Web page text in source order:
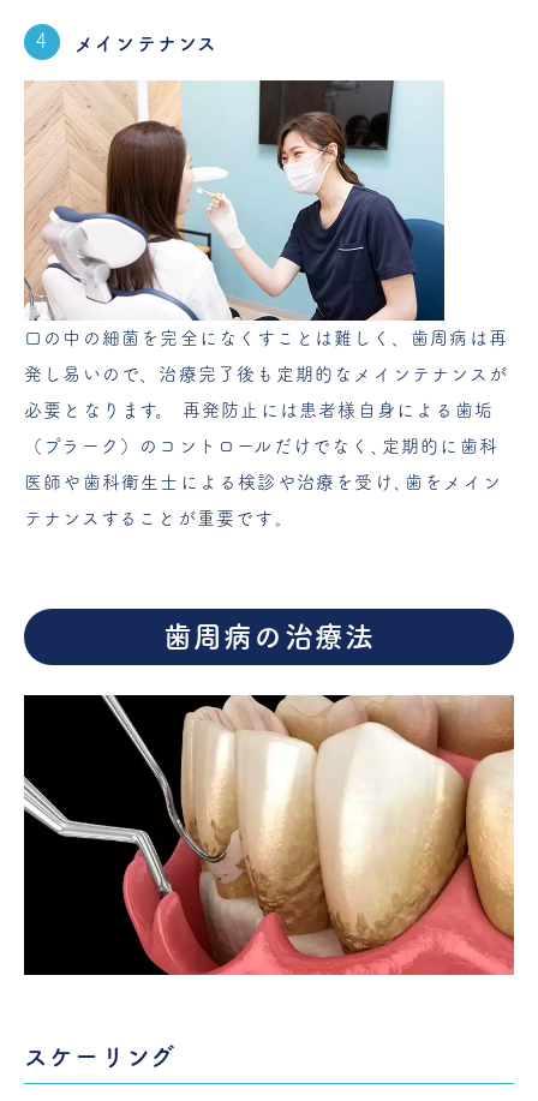
メインテナンス
口の中の細菌を完全になくすことは難しく、歯周病は再
発し易いので、治療完了後も定期的なメインテナンスが
必要となります。 再発防止には患者様自身による歯垢
（プラーク）のコントロールだけでなく､定期的に歯科
医師や歯科衛生士による検診や治療を受け､歯をメイン
テナンスすることが重要です｡
歯周病の治療法
スケーリング